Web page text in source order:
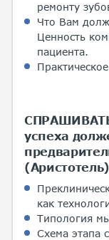
ремонту
Что Вам
Ценность
пациента.
успеха
как
Типология
Схема этапа